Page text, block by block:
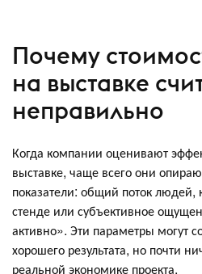
Почему
на выставке
неправильно
Когда компании оценивают
выставке, чаще всего они
показатели: общий поток людей,
стенде или субъективное
активно». Эти параметры могут
хорошего результата, но почти
реальной экономике проекта.